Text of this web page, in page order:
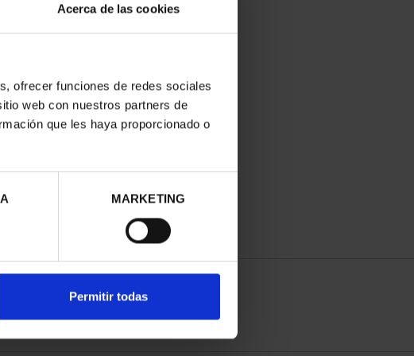
Acerca de las cookies
ofrecer funciones de redes sociales
web con nuestros partners de
que les haya proporcionado o
MARKETING
Permitir todas